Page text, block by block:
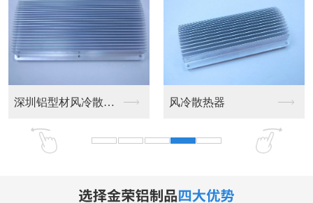
USB外壳 深圳USB外壳